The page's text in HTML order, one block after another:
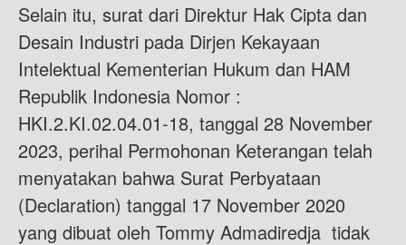
Selain itu, surat dari Direktur Hak Cipta dan
Desain Industri pada Dirjen Kekayaan
Intelektual Kementerian Hukum dan HAM
Republik Indonesia Nomor :
HKI.2.KI.02.04.01-18, tanggal 28 November
2023, perihal Permohonan Keterangan telah
menyatakan bahwa Surat Perbyataan
(Declaration) tanggal 17 November 2020
yang dibuat oleh Tommy Admadiredja tidak